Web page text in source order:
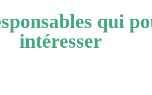
qui
intéresser